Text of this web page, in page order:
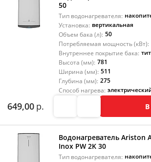
50
Тип водонагревателя:
Установка: вертикальная
Объем бака (л): 50
Потребляемая мощность (кВт):
Внутреннее покрытие бака:
Высота (мм): 781
Ширина (мм): 511
Глубина (мм): 275
Способ нагрева:
649,00 р.
Водонагреватель Ariston
Inox PW 2K 30
Тип водонагревателя: